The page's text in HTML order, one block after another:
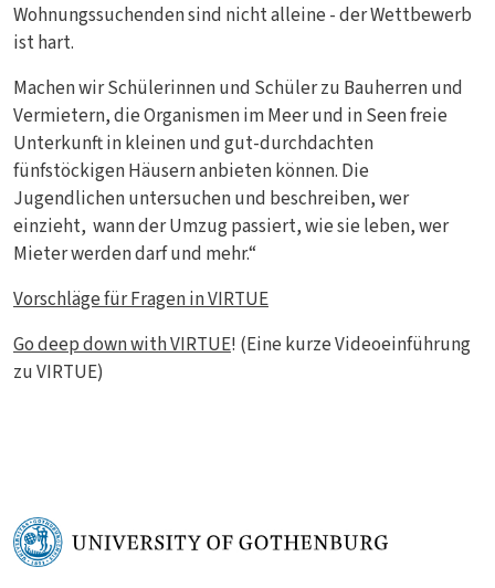
Wohnungssuchenden sind nicht alleine - der Wettbewerb
ist hart.
Machen wir Schülerinnen und Schüler zu Bauherren und
Vermietern, die Organismen im Meer und in Seen freie
Unterkunft in kleinen und gut-durchdachten
fünfstöckigen Häusern anbieten können. Die
Jugendlichen untersuchen und beschreiben, wer
einzieht, wann der Umzug passiert, wie sie leben, wer
Mieter werden darf und mehr.“
Vorschläge für Fragen in VIRTUE
Go deep down with VIRTUE! (Eine kurze Videoeinführung
zu VIRTUE)